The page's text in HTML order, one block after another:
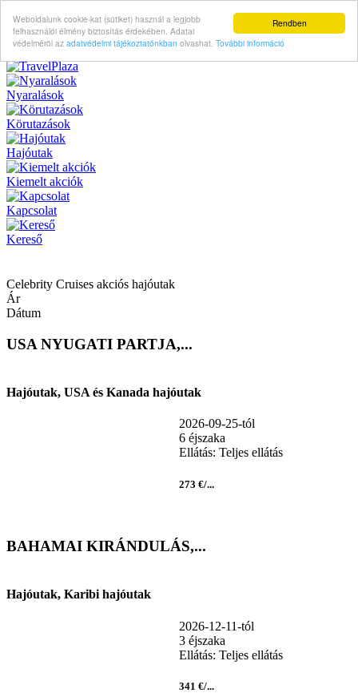
Rendben
Weboldalunk cookie-kat (sütiket) használ a legjobb
felhasználói élmény biztosítás érdekében. Adatai
védelméröl az adatvédelmi tájékoztatónkban olvashat. További információ
Nyaralások
Körutazások
Hajóutak
Kiemelt akciók
Kapcsolat
Kereső
Celebrity Cruises akciós hajóutak
Ár
Dátum
USA NYUGATI PARTJA,...
Hajóutak, USA és Kanada hajóutak
2026-09-25-tól
6 éjszaka
Ellátás: Teljes ellátás
273 €/...
BAHAMAI KIRÁNDULÁS,...
Hajóutak, Karibi hajóutak
2026-12-11-tól
3 éjszaka
Ellátás: Teljes ellátás
341 €/...